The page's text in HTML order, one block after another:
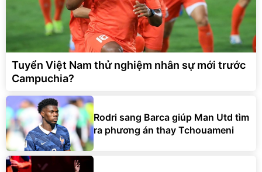
Tuyển Việt Nam thử nghiệm nhân sự mới trước
Campuchia?
Rodri sang Barca giúp Man Utd tìm
ra phương án thay Tchouameni